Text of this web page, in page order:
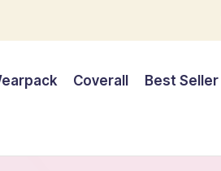
Coverall Best Seller